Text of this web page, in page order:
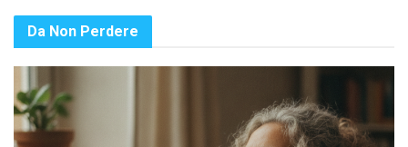
Da Non Perdere